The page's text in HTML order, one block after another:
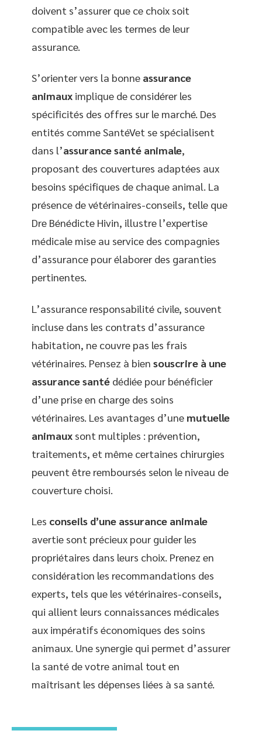
doivent s’assurer que ce choix soit
compatible avec les termes de leur
assurance.
S’orienter vers la bonne assurance
animaux implique de considérer les
spécificités des offres sur le marché. Des
entités comme SantéVet se spécialisent
dans l’assurance santé animale,
proposant des couvertures adaptées aux
besoins spécifiques de chaque animal. La
présence de vétérinaires-conseils, telle que
Dre Bénédicte Hivin, illustre l’expertise
médicale mise au service des compagnies
d’assurance pour élaborer des garanties
pertinentes.
L’assurance responsabilité civile, souvent
incluse dans les contrats d’assurance
habitation, ne couvre pas les frais
vétérinaires. Pensez à bien souscrire à une
assurance santé dédiée pour bénéficier
d’une prise en charge des soins
vétérinaires. Les avantages d’une mutuelle
animaux sont multiples : prévention,
traitements, et même certaines chirurgies
peuvent être remboursés selon le niveau de
couverture choisi.
Les conseils d’une assurance animale
avertie sont précieux pour guider les
propriétaires dans leurs choix. Prenez en
considération les recommandations des
experts, tels que les vétérinaires-conseils,
qui allient leurs connaissances médicales
aux impératifs économiques des soins
animaux. Une synergie qui permet d’assurer
la santé de votre animal tout en
maîtrisant les dépenses liées à sa santé.